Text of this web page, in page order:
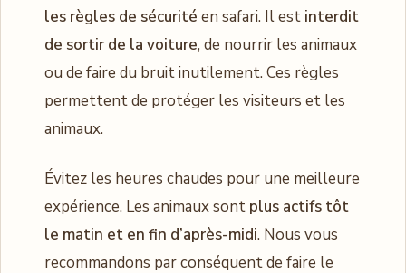
les règles de sécurité en safari. Il est interdit
de sortir de la voiture, de nourrir les animaux
ou de faire du bruit inutilement. Ces règles
permettent de protéger les visiteurs et les
animaux.
Évitez les heures chaudes pour une meilleure
expérience. Les animaux sont plus actifs tôt
le matin et en fin d’après-midi. Nous vous
recommandons par conséquent de faire le